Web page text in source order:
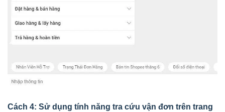
Cách 4: Sử dụng tính năng tra cứu vận đơn trên trang